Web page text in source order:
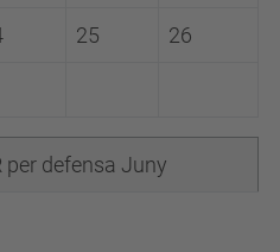
25 26
per defensa Juny